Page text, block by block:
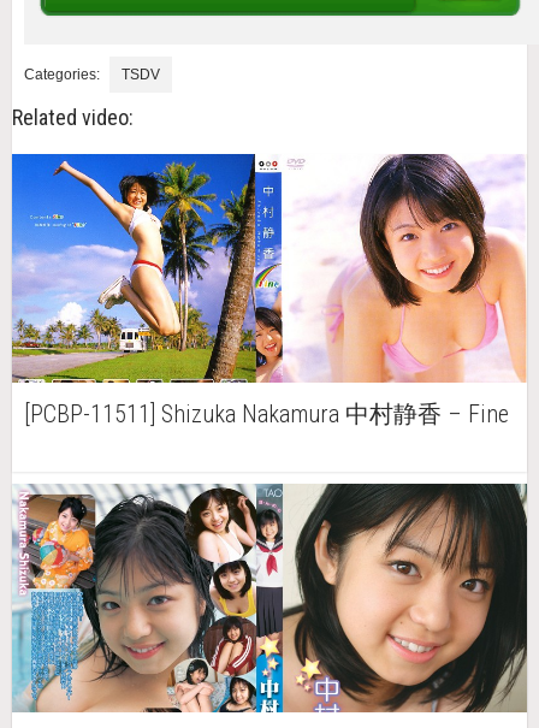
Categories: TSDV
Related video:
[PCBP-11511] Shizuka Nakamura 中村静香 – Fine